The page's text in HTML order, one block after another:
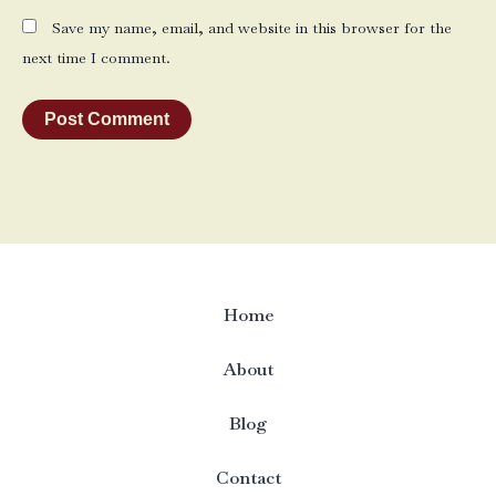
Save my name, email, and website in this browser for the
next time I comment.
Home
About
Blog
Contact